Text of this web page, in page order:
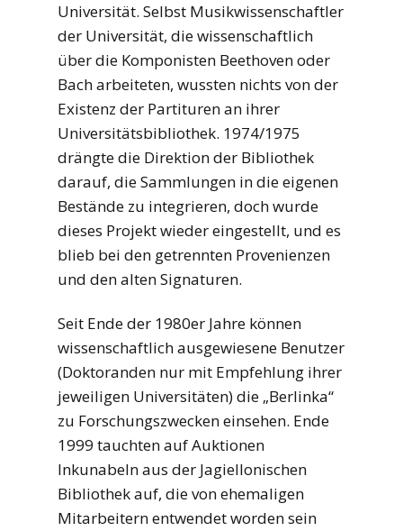
Universität. Selbst Musikwissenschaftler
der Universität, die wissenschaftlich
über die Komponisten Beethoven oder
Bach arbeiteten, wussten nichts von der
Existenz der Partituren an ihrer
Universitätsbibliothek. 1974/1975
drängte die Direktion der Bibliothek
darauf, die Sammlungen in die eigenen
Bestände zu integrieren, doch wurde
dieses Projekt wieder eingestellt, und es
blieb bei den getrennten Provenienzen
und den alten Signaturen.
Seit Ende der 1980er Jahre können
wissenschaftlich ausgewiesene Benutzer
(Doktoranden nur mit Empfehlung ihrer
jeweiligen Universitäten) die „Berlinka“
zu Forschungszwecken einsehen. Ende
1999 tauchten auf Auktionen
Inkunabeln aus der Jagiellonischen
Bibliothek auf, die von ehemaligen
Mitarbeitern entwendet worden sein